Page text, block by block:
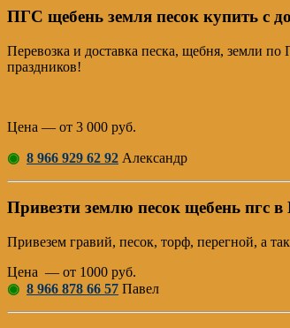
ПГС щебень земля песок купить с
Перевозка и доставка песка, щебня, земли
праздников!
Цена — от 3 000 руб.
◉ 8 966 929 62 92 Александр
Привезти землю песок щебень пгс в
Привезем гравий, песок, торф, перегной, а
Цена — от 1000 руб.
◉ 8 966 878 66 57 Павел